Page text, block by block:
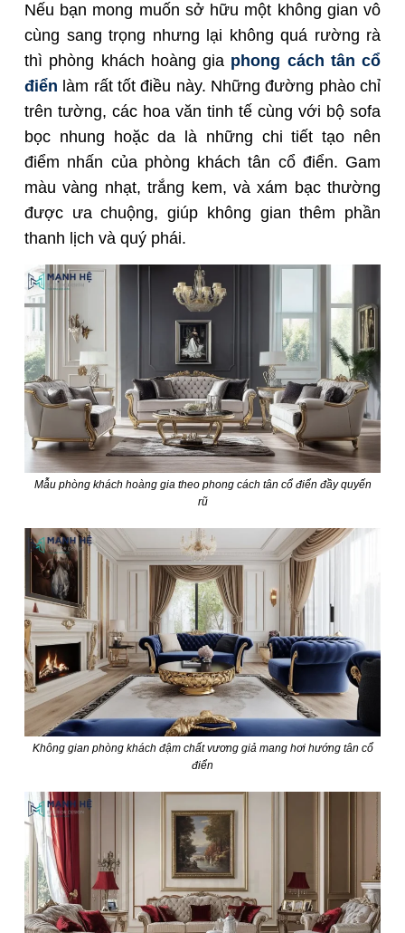
Nếu bạn mong muốn sở hữu một không gian vô
cùng sang trọng nhưng lại không quá rường rà
thì phòng khách hoàng gia phong cách tân cổ
điển làm rất tốt điều này. Những đường phào chỉ
trên tường, các hoa văn tinh tế cùng với bộ sofa
bọc nhung hoặc da là những chi tiết tạo nên
điểm nhấn của phòng khách tân cổ điển. Gam
màu vàng nhạt, trắng kem, và xám bạc thường
được ưa chuộng, giúp không gian thêm phần
thanh lịch và quý phái.
Mẫu phòng khách hoàng gia theo phong cách tân cổ điển đầy quyến
rũ
Không gian phòng khách đậm chất vương giả mang hơi hướng tân cổ
điển